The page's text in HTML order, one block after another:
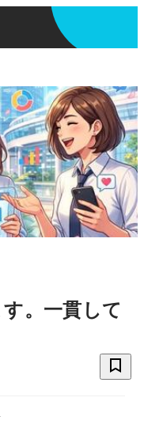
。一貫して